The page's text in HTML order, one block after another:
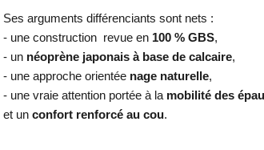
Ses arguments différenciants sont nets :
- une construction revue en 100 % GBS,
- un néoprène japonais à base de calcaire,
- une approche orientée nage naturelle,
- une vraie attention portée à la mobilité des
et un confort renforcé au cou.